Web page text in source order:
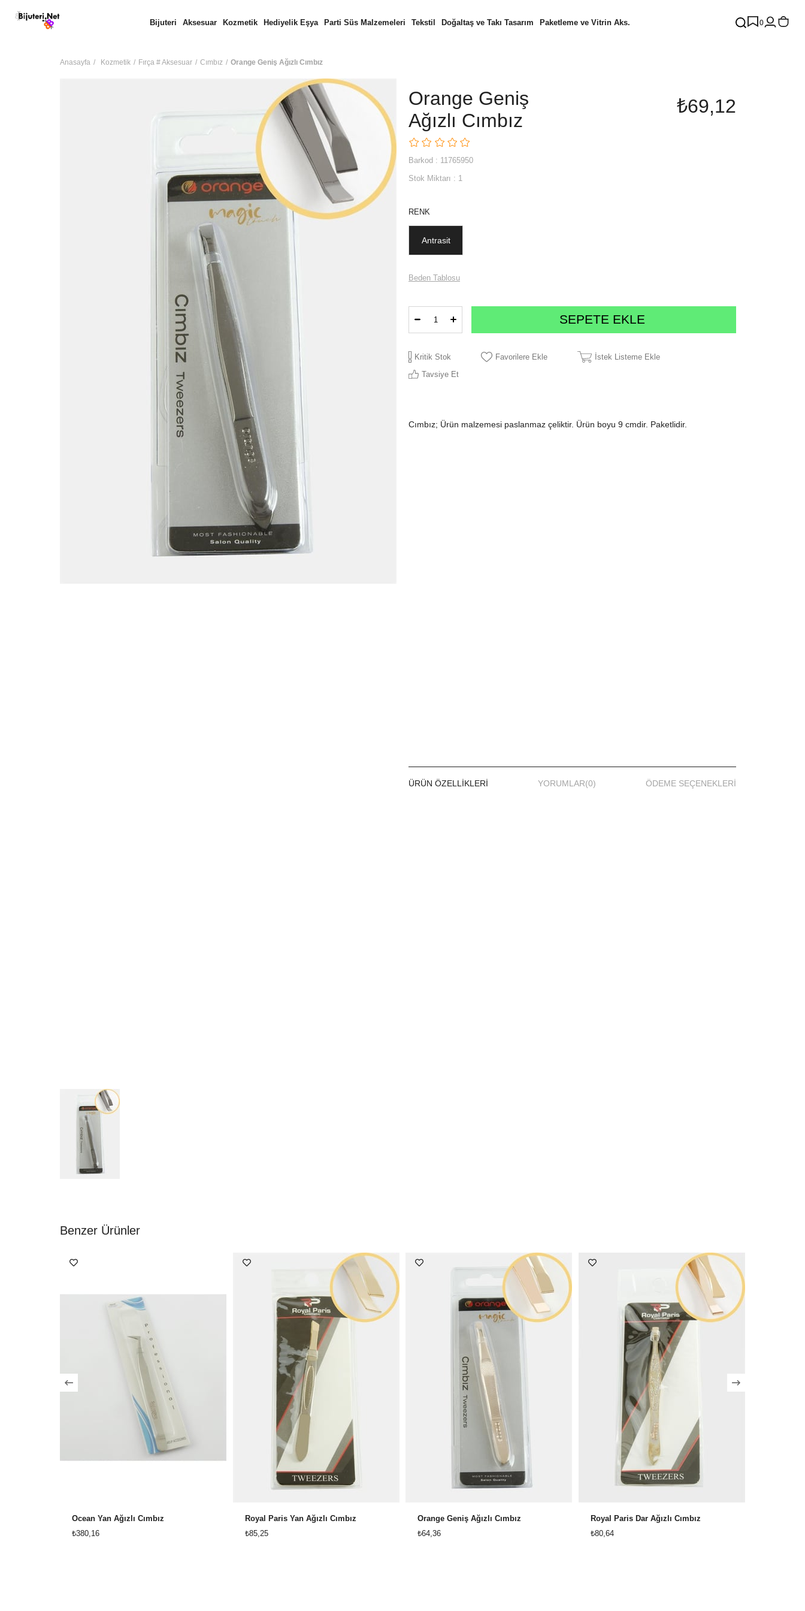
Bijuteri Aksesuar Kozmetik Hediyelik Eşya Parti Süs Malzemeleri Tekstil Doğaltaş ve Takı Tasarım Paketleme ve Vitrin Aks. 0
Anasayfa Kozmetik Fırça # Aksesuar Cımbız Orange Geniş Ağızlı Cımbız
Orange Geniş
Ağızlı Cımbız
₺69,12
Barkod : 11765950
Stok Miktarı : 1
RENK
Antrasit
Beden Tablosu
Kritik Stok Favorilere Ekle
İstek Listeme Ekle
Tavsiye Et
Cımbız; Ürün malzemesi paslanmaz çeliktir. Ürün boyu 9 cmdir. Paketlidir.
ÜRÜN ÖZELLIKLERI YORUMLAR(0) ÖDEME SEÇENEKLERI
Benzer Ürünler
Ocean Yan Ağızlı Cımbız
₺380,16
Royal Paris Yan Ağızlı Cımbız
₺85,25
Orange Geniş Ağızlı Cımbız
₺64,36
Royal Paris Dar Ağızlı Cımbız
₺80,64